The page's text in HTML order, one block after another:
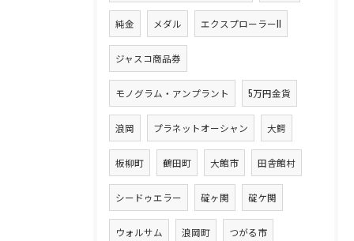
純金 メダル エクスプローラーII
ジャスコ商品券
モノグラム・アンプラント 5万円金貨
浪岡 プラネットオーシャン 大鰐
板柳町 鶴田町 大館市 田舎館村
シードゥエラー 碇ヶ関 碇ケ関
ウォルサム 浪岡町 つがる市